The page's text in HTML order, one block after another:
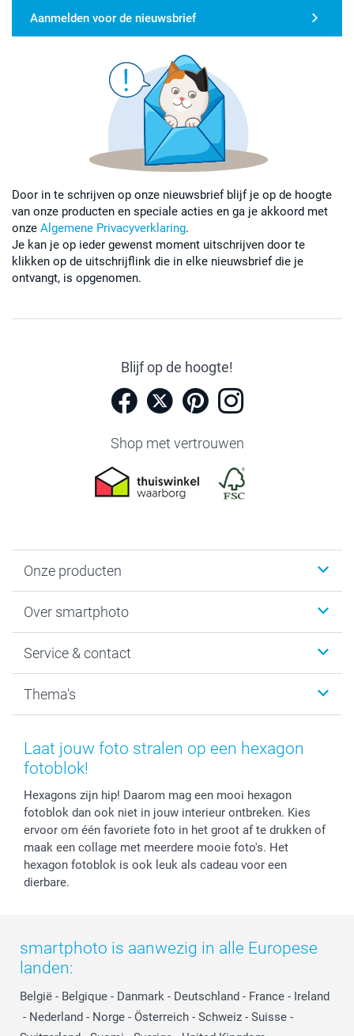
Aanmelden voor de nieuwsbrief
Door in te schrijven op onze nieuwsbrief blijf je op de hoogte
van onze producten en speciale acties en ga je akkoord met
onze Algemene Privacyverklaring.
Je kan je op ieder gewenst moment uitschrijven door te
klikken op de uitschrijflink die in elke nieuwsbrief die je
ontvangt, is opgenomen.
Blijf op de hoogte!
Shop met vertrouwen
Onze producten
Fotoboeken
Fotocadeaus
Kaarten
Over smartphoto
Vacatures
Bestelproces
Herroepingsrecht
Privacy
Reviews
Investor Relations
Service & contact
Tevredenheidsgarantie
Mijn orderstatus
smartbonus
service@smartphoto.nl
Affiliate partnerprogramma
Partnerships
Influencer partnerprogramma
Thema's
Baby
Moederdag
Huwelijk
Laat jouw foto stralen op een hexagon
fotoblok!
Hexagons zijn hip! Daarom mag een mooi hexagon
fotoblok dan ook niet in jouw interieur ontbreken. Kies
ervoor om één favoriete foto in het groot af te drukken of
maak een collage met meerdere mooie foto's. Het
hexagon fotoblok is ook leuk als cadeau voor een
dierbare.
smartphoto is aanwezig in alle Europese
landen:
België - Belgique - Danmark - Deutschland - France - Ireland
- Nederland - Norge - Österreich - Schweiz - Suisse -